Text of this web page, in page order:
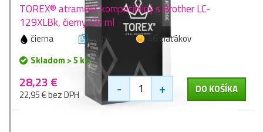
TOREX® atrament kompatibilný s Brother LC-
129XLBk, čierny, 56 ml
čierna 56 ml
46 zlaťákov
Skladom > 5 ks
28,23 €
22,95 € bez DPH - + DO KOŠÍKA